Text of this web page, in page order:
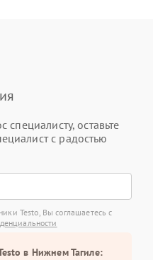
специалисту, оставьте
с радостью
Testo, Вы соглашаетесь с
в Нижнем Тагиле: